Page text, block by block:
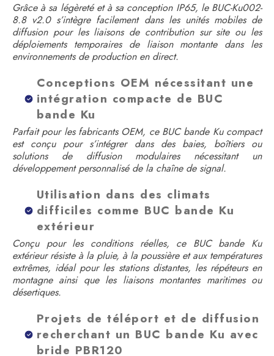
Grâce à sa légèreté et à sa conception IP65, le BUC-Ku002-
8.8 v2.0 s’intègre facilement dans les unités mobiles de
diffusion pour les liaisons de contribution sur site ou les
déploiements temporaires de liaison montante dans les
environnements de production en direct.
Conceptions OEM nécessitant une
intégration compacte de BUC
bande Ku
Parfait pour les fabricants OEM, ce BUC bande Ku compact
est conçu pour s’intégrer dans des baies, boîtiers ou
solutions de diffusion modulaires nécessitant un
développement personnalisé de la chaîne de signal.
Utilisation dans des climats
difficiles comme BUC bande Ku
extérieur
Conçu pour les conditions réelles, ce BUC bande Ku
extérieur résiste à la pluie, à la poussière et aux températures
extrêmes, idéal pour les stations distantes, les répéteurs en
montagne ainsi que les liaisons montantes maritimes ou
désertiques.
Projets de téléport et de diffusion
recherchant un BUC bande Ku avec
bride PBR120